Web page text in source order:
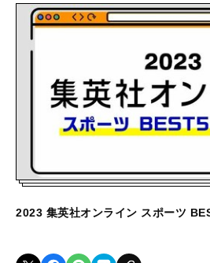
2023 集英社オンライン スポーツ